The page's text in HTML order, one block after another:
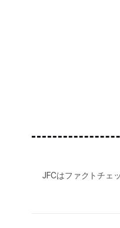
JFCはファクトチェ